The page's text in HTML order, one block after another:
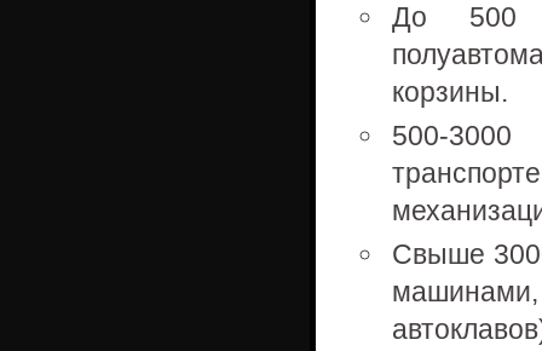
До 500
корзины.
500-
Свыше